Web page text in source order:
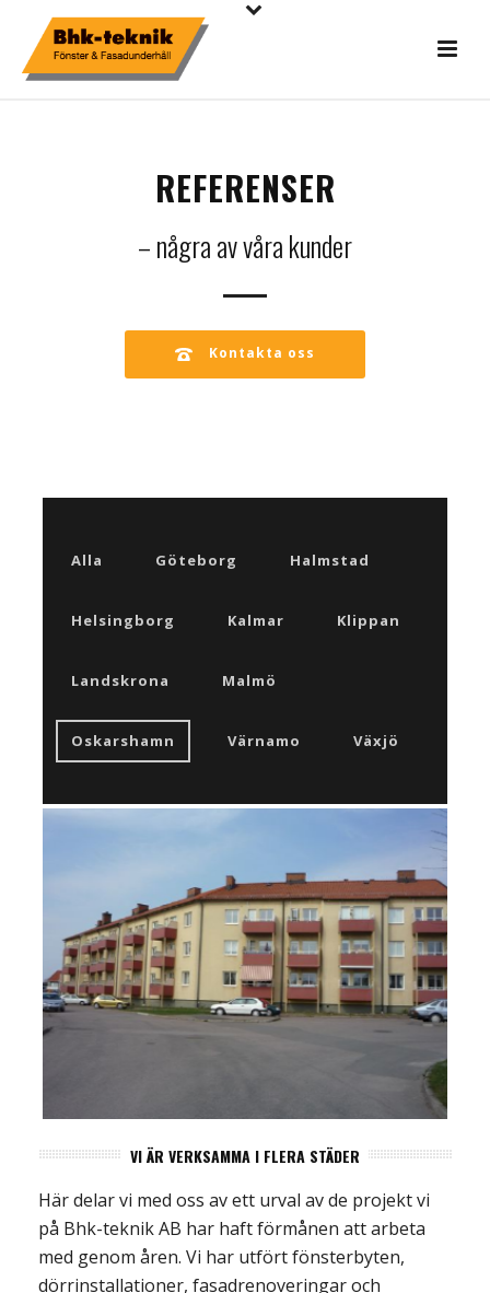
REFERENSER
– några av våra kunder
Kontakta oss
Alla Göteborg Halmstad
Helsingborg Kalmar Klippan
Landskrona Malmö
Oskarshamn Värnamo Växjö
HSB, OSKARSHAMN
VI ÄR VERKSAMMA I FLERA STÄDER
Här delar vi med oss av ett urval av de projekt vi
på Bhk-teknik AB har haft förmånen att arbeta
med genom åren. Vi har utfört fönsterbyten,
dörrinstallationer, fasadrenoveringar och